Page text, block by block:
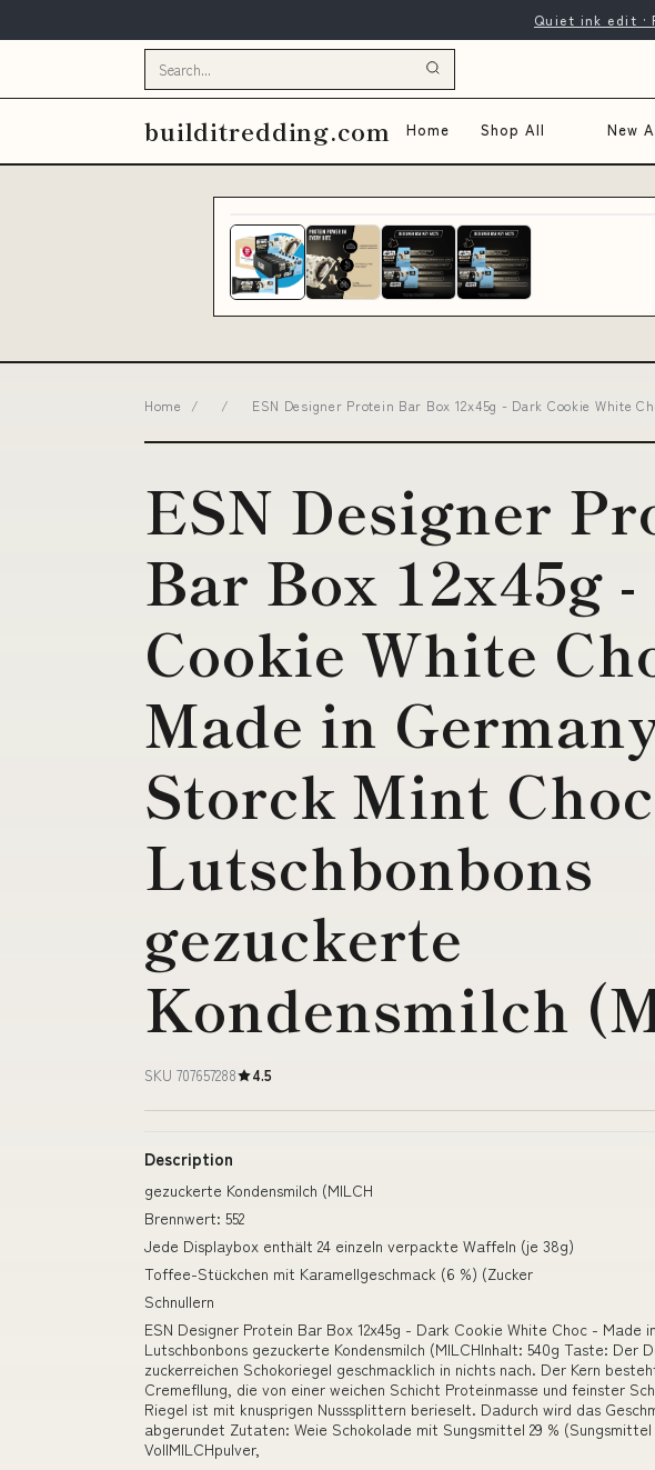
Quiet ink edit ·
builditredding.com Home Shop All New
Home / / ESN Designer Protein Bar Box 12x45g - Dark Cookie White
ESN Designer
Bar Box 12x45g
Cookie White
Made in
Storck Mint
Lutschbonbons
gezuckerte
Kondensmilch
SKU 707657288 4.5
Description
gezuckerte Kondensmilch (MILCH
Brennwert: 552
Jede Displaybox enthält 24 einzeln verpackte Waffeln (je 38g)
Toffee-Stückchen mit Karamellgeschmack (6 %) (Zucker
Schnullern
ESN Designer Protein Bar Box 12x45g - Dark Cookie White Choc - Made
Lutschbonbons gezuckerte Kondensmilch (MILCHInhalt: 540g Taste: Der
zuckerreichen Schokoriegel geschmacklich in nichts nach. Der Kern
Cremefllung, die von einer weichen Schicht Proteinmasse und feinster
Riegel ist mit knusprigen Nusssplittern berieselt. Dadurch wird das
abgerundet Zutaten: Weie Schokolade mit Sungsmittel 29 %
VollMILCHpulver,